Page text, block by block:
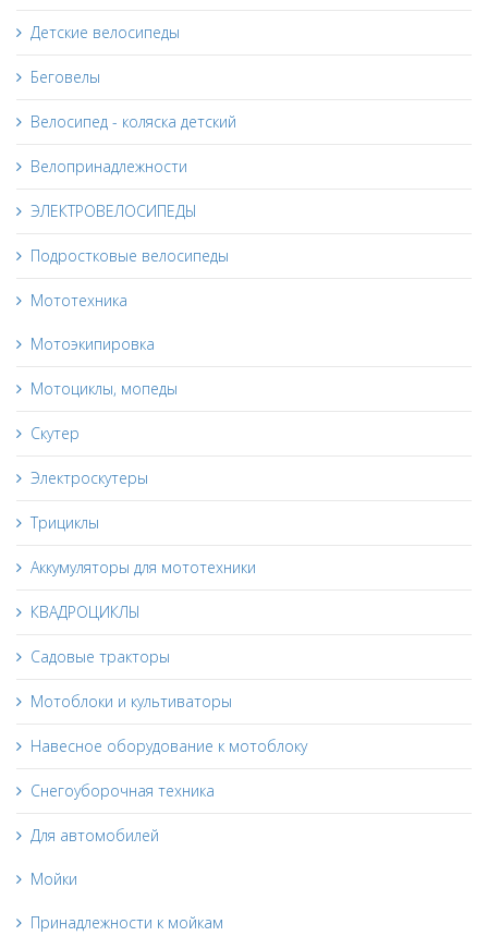
Детские велосипеды
Беговелы
Велосипед - коляска детский
Велопринадлежности
ЭЛЕКТРОВЕЛОСИПЕДЫ
Подростковые велосипеды
Мототехника
Мотоэкипировка
Мотоциклы, мопеды
Скутер
Электроскутеры
Трициклы
Аккумуляторы для мототехники
КВАДРОЦИКЛЫ
Садовые тракторы
Мотоблоки и культиваторы
Навесное оборудование к мотоблоку
Снегоуборочная техника
Для автомобилей
Мойки
Принадлежности к мойкам